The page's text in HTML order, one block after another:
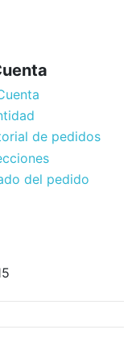
de pedidos
del pedido